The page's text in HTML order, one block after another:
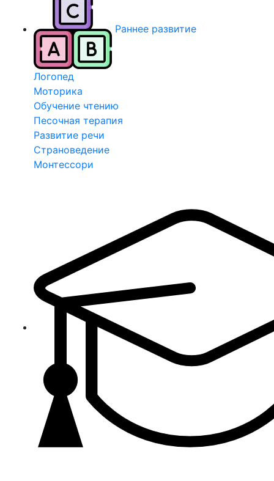
Раннее развитие
Логопед
Моторика
Обучение чтению
Песочная терапия
Развитие речи
Страноведение
Монтессори